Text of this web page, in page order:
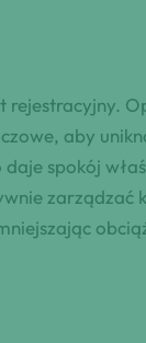
aby
spokój
zarządzać